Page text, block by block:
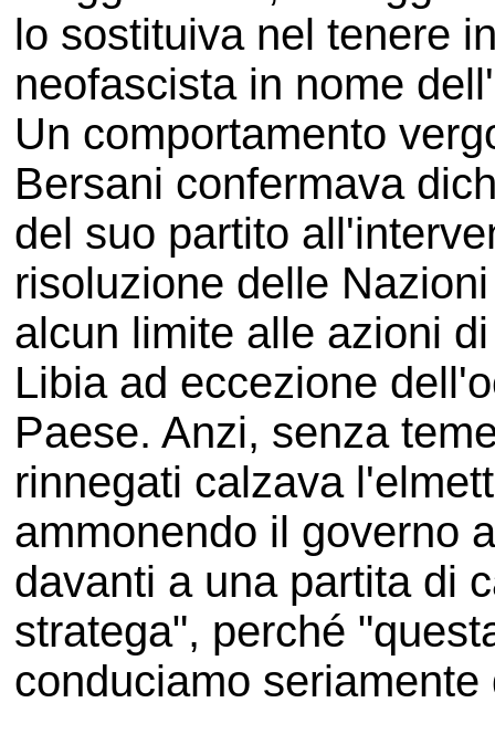
lo sostituiva nel tenere
neofascista in nome
Un comportamento
Bersani confermava
del suo partito
risoluzione delle
alcun limite alle azioni
Libia ad eccezione
Paese. Anzi, senza
rinnegati calzava
ammonendo il governo
davanti a una partita di
stratega", perché
conduciamo